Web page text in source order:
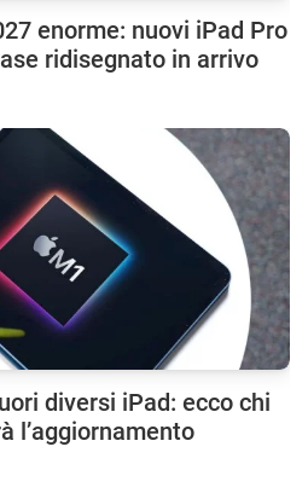
enorme: nuovi iPad Pro
ridisegnato in arrivo
diversi iPad: ecco chi
l’aggiornamento